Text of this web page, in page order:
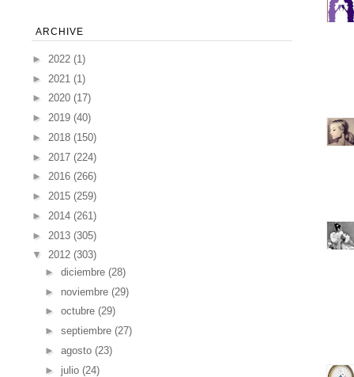
ARCHIVE
► 2022 (1)
► 2021 (1)
► 2020 (17)
► 2019 (40)
► 2018 (150)
► 2017 (224)
► 2016 (266)
► 2015 (259)
► 2014 (261)
► 2013 (305)
▼ 2012 (303)
► diciembre (28)
► noviembre (29)
► octubre (29)
► septiembre (27)
► agosto (23)
► julio (24)